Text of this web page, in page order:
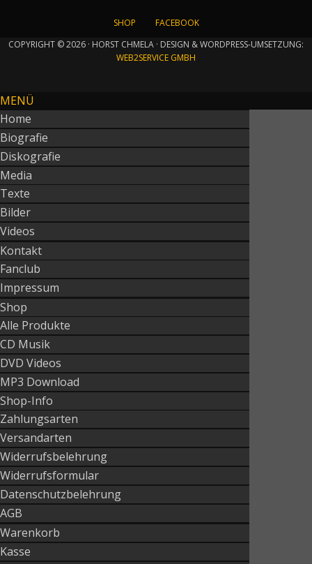
SHOP
FACEBOOK
COPYRIGHT © 2026 · HORST CHMELA · DESIGN & WORDPRESS-UMSETZUNG:
WEB2SERVICE GMBH
MENÜ
Home
Biografie
Diskografie
Media
Texte
Bilder
Videos
Kontakt
Fanclub
Impressum
Shop
Alle Produkte
CD Musik
DVD Videos
MP3 Download
Shop-Info
Zahlungsarten
Versandarten
Widerrufsbelehrung
Widerrufsformular
Datenschutzbelehrung
AGB
Warenkorb
Kasse